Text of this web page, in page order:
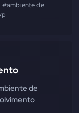
#ambiente de
de